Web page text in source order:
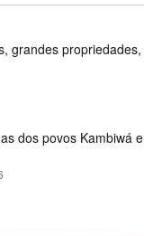
grandes propriedades,
dos povos Kambiwá e